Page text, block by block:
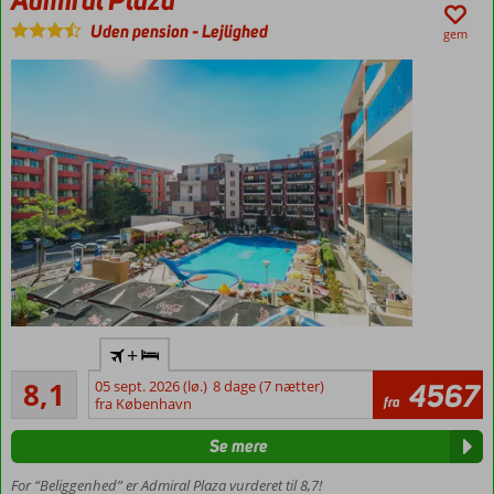
Familieværelser
til 6 personer
Uden pension-Lejlighed gem
prisen
Gåafstand
til strand
centrum
8,1
Meget godt
101
anmeldelser
+
05 sept. 2026 (lø.) 8 dage (7 nætter)
fra København
fra 4567
For “Beliggenhed” er Admiral Plaza vurderet til 8,7!
Se mere